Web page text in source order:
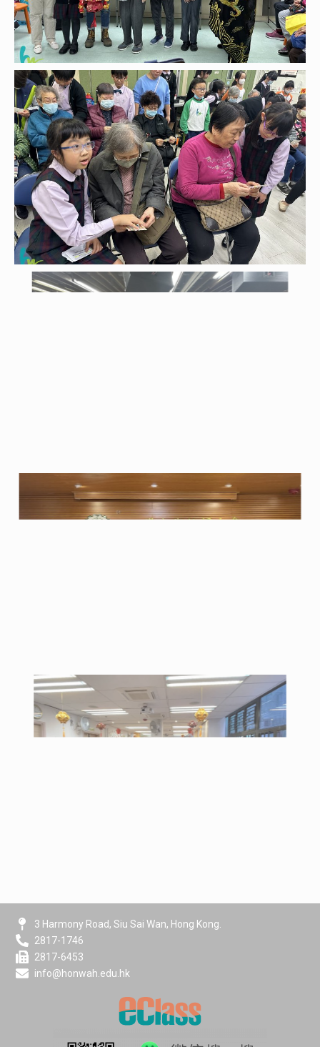
3 Harmony Road, Siu Sai Wan, Hong Kong.
2817-1746
2817-6453
info@honwah.edu.hk